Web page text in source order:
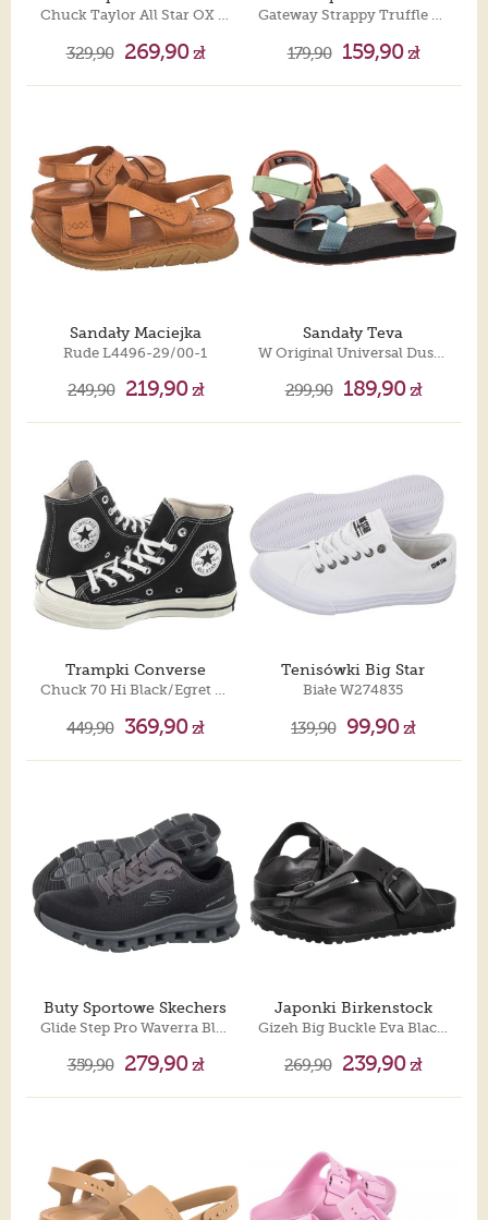
Chuck Taylor All Star OX 1U647
329,90 269,90zł
Gateway Strappy Truffle 209587-0LF
179,90 159,90zł
Sandały Maciejka
Rude L4496-29/00-1
249,90 219,90zł
Sandały Teva
W Original Universal Dusty Pastel Multi 1003987-DSTY
299,90 189,90zł
Trampki Converse
Chuck 70 Hi Black/Egret 162050C
449,90 369,90zł
Tenisówki Big Star
Białe W274835
139,90 99,90zł
Buty Sportowe Skechers
359,90 279,90zł
Japonki Birkenstock
Gizeh Big Buckle Eva Black 1031370
269,90 239,90zł